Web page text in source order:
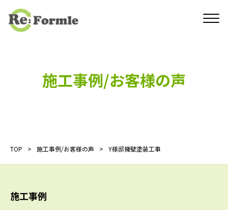
施工事例/お客様の声
TOP 施工事例/お客様の声 Y様邸擁壁塗装工事
施工事例